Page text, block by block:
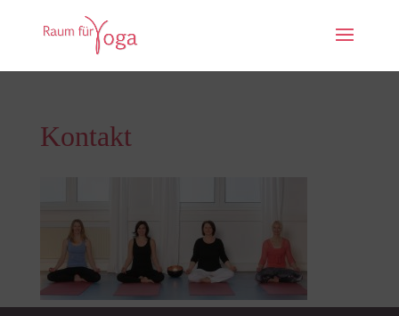
Kontakt